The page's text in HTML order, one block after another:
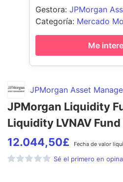
JPMorgan Asset
JPMorgan Liquidity
Liquidity LVNAV Fund
12.044,50£ Fecha de valor
Sé el primero en
Gestora: JPMorgan
(Europe) S.à r.l.
Categoría: Mercado
Plazo GBP
Me